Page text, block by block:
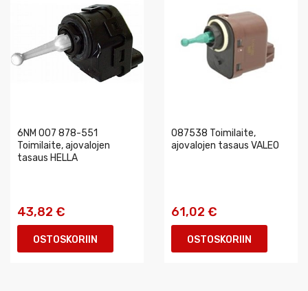
6NM 007 878-551
Toimilaite, ajovalojen
tasaus HELLA
43,82 €
OSTOSKORIIN
087538 Toimilaite,
ajovalojen tasaus VALEO
61,02 €
OSTOSKORIIN